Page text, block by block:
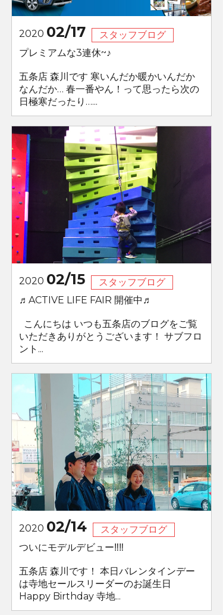
2020 02/17
スタッフブログ
プレミアムな3連休~♪
五条店 森川です 寒いんだか暖かいんだか
なんだか… 春一番やん！って思ったら次の
日極寒だったり…...
2020 02/15
スタッフブログ
♬ACTIVE LIFE FAIR 開催中♬
こんにちは いつも五条店のブログをご覧
いただきありがとうございます！ サブフロ
ント...
2020 02/14
スタッフブログ
ついにモデルデビュー‼︎‼︎
五条店 森川です！ 本日バレンタインデー
は寺地セールスリーダーのお誕生日
Happy Birthday 寺地...